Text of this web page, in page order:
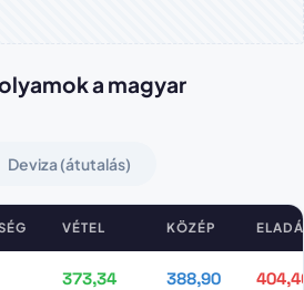
a magyar
Deviza (átutalás)
VÉTEL KÖZÉP
373,34 388,90